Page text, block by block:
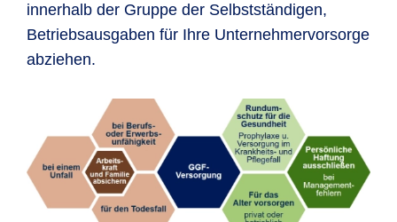
innerhalb der Gruppe der Selbstständigen,
Betriebsausgaben für Ihre Unternehmervorsorge
abziehen.